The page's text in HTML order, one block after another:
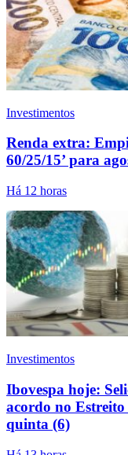
Investimentos
Renda extra:
60/25/15’ para
Há 12 horas
Investimentos
Ibovespa hoje:
acordo no Estreito
quinta (6)